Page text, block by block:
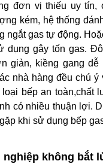
đơn vị thiếu uy tín,
kém, hệ thống
ngắt gas tự động.
dụng gây tốn gas.
giản, kiềng gang dễ
nhà hàng đều chú ý
bếp an toàn,chất
có nhiều thuận lợi.
khi sử dụng bếp
nghiệp không bắt